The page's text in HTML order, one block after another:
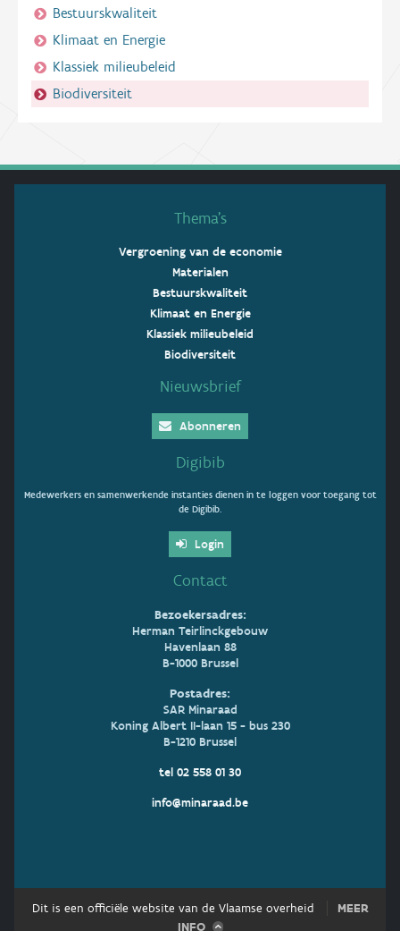
Bestuurskwaliteit
Klimaat en Energie
Klassiek milieubeleid
Biodiversiteit
Thema’s
Vergroening van de economie
Materialen
Bestuurskwaliteit
Klimaat en Energie
Klassiek milieubeleid
Biodiversiteit
Nieuwsbrief
Abonneren
Digibib
Medewerkers en samenwerkende instanties dienen in te loggen voor toegang tot
de Digibib.
Login
Contact
Bezoekersadres:
Herman Teirlinckgebouw
Havenlaan 88
B-1000 Brussel
Postadres:
SAR Minaraad
Koning Albert II-laan 15 - bus 230
B-1210 Brussel
tel 02 558 01 30
info@minaraad.be
Dit is een officiële website van de Vlaamse overheid
MEER
INFO